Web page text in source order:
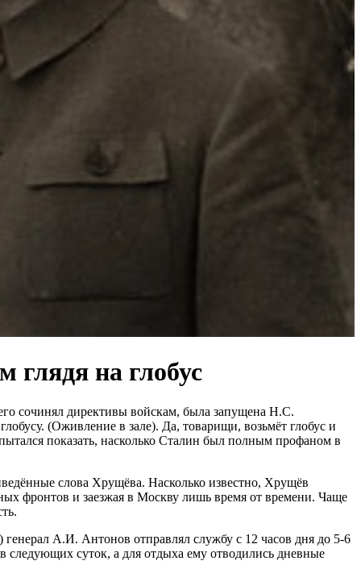
на глобус
сочинял директивы войскам, была запущена Н.С.
(Оживление в зале). Да, товарищи, возьмёт глобус и
показать, насколько Сталин был полным профаном в
слова Хрущёва. Насколько известно, Хрущёв
фронтов и заезжая в Москву лишь время от времени. Чаще
А.И. Антонов отправлял службу с 12 часов дня до 5-6
следующих суток, а для отдыха ему отводились дневные